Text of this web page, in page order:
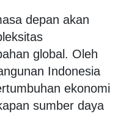
depan akan
global. Oleh
Indonesia
ekonomi
sumber daya